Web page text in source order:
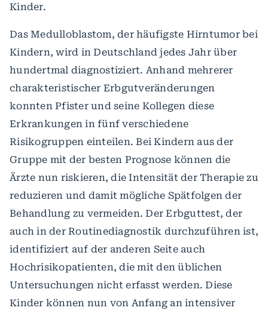
Kinder.
Das Medulloblastom, der häufigste Hirntumor bei
Kindern, wird in Deutschland jedes Jahr über
hundertmal diagnostiziert. Anhand mehrerer
charakteristischer Erbgutveränderungen
konnten Pfister und seine Kollegen diese
Erkrankungen in fünf verschiedene
Risikogruppen einteilen. Bei Kindern aus der
Gruppe mit der besten Prognose können die
Ärzte nun riskieren, die Intensität der Therapie zu
reduzieren und damit mögliche Spätfolgen der
Behandlung zu vermeiden. Der Erbguttest, der
auch in der Routinediagnostik durchzuführen ist,
identifiziert auf der anderen Seite auch
Hochrisikopatienten, die mit den üblichen
Untersuchungen nicht erfasst werden. Diese
Kinder können nun von Anfang an intensiver